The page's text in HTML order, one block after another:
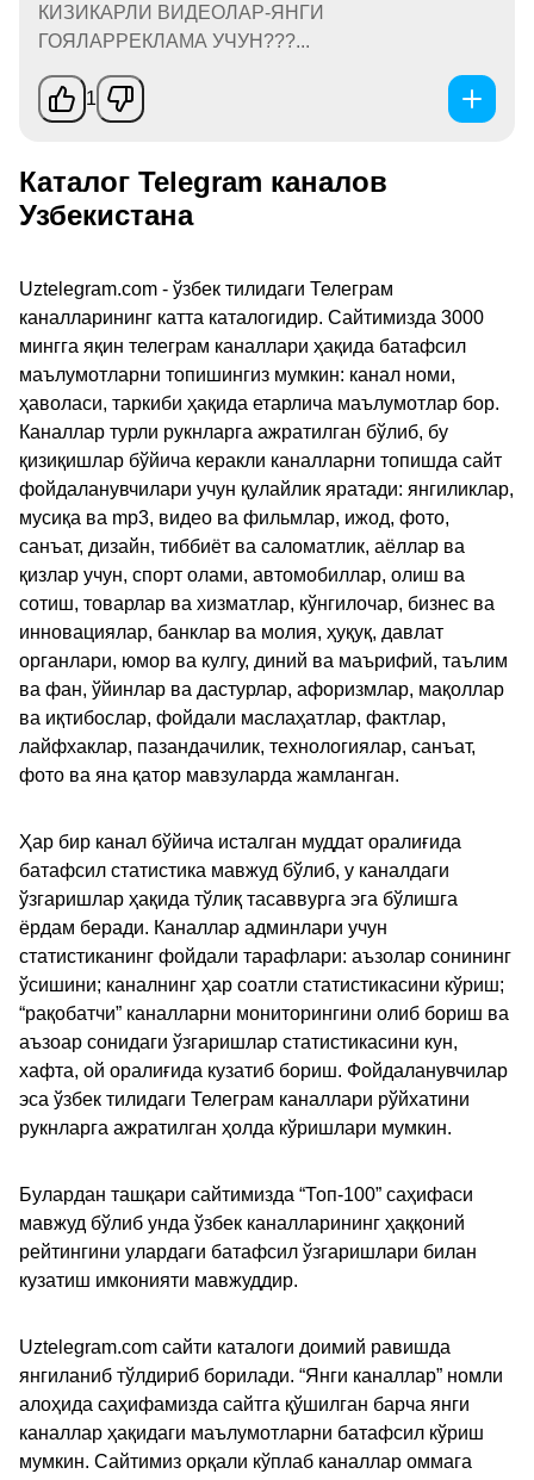
КИЗИКАРЛИ ВИДЕОЛАР-ЯНГИ
ГОЯЛАРРЕКЛАМА УЧУН???...
1
Каталог Telegram каналов
Узбекистана
Uztelegram.com - ўзбек тилидаги Телеграм
каналларининг катта каталогидир. Сайтимизда 3000
мингга яқин телеграм каналлари ҳақида батафсил
маълумотларни топишингиз мумкин: канал номи,
ҳаволаси, таркиби ҳақида етарлича маълумотлар бор.
Каналлар турли рукнларга ажратилган бўлиб, бу
қизиқишлар бўйича керакли каналларни топишда сайт
фойдаланувчилари учун қулайлик яратади: янгиликлар,
мусиқа ва mp3, видео ва фильмлар, ижод, фото,
санъат, дизайн, тиббиёт ва саломатлик, аёллар ва
қизлар учун, спорт олами, автомобиллар, олиш ва
сотиш, товарлар ва хизматлар, кўнгилочар, бизнес ва
инновациялар, банклар ва молия, ҳуқуқ, давлат
органлари, юмор ва кулгу, диний ва маърифий, таълим
ва фан, ўйинлар ва дастурлар, афоризмлар, мақоллар
ва иқтибослар, фойдали маслаҳатлар, фактлар,
лайфхаклар, пазандачилик, технологиялар, санъат,
фото ва яна қатор мавзуларда жамланган.
Ҳар бир канал бўйича исталган муддат оралиғида
батафсил статистика мавжуд бўлиб, у каналдаги
ўзгаришлар ҳақида тўлиқ тасаввурга эга бўлишга
ёрдам беради. Каналлар админлари учун
статистиканинг фойдали тарафлари: аъзолар сонининг
ўсишини; каналнинг ҳар соатли статистикасини кўриш;
“рақобатчи” каналларни мониторингини олиб бориш ва
аъзоар сонидаги ўзгаришлар статистикасини кун,
хафта, ой оралиғида кузатиб бориш. Фойдаланувчилар
эса ўзбек тилидаги Телеграм каналлари рўйхатини
рукнларга ажратилган ҳолда кўришлари мумкин.
Булардан ташқари сайтимизда “Топ-100” саҳифаси
мавжуд бўлиб унда ўзбек каналларининг ҳаққоний
рейтингини улардаги батафсил ўзгаришлари билан
кузатиш имконияти мавжуддир.
Uztelegram.com сайти каталоги доимий равишда
янгиланиб тўлдириб борилади. “Янги каналлар” номли
алоҳида саҳифамизда сайтга қўшилган барча янги
каналлар ҳақидаги маълумотларни батафсил кўриш
мумкин. Сайтимиз орқали кўплаб каналлар оммага